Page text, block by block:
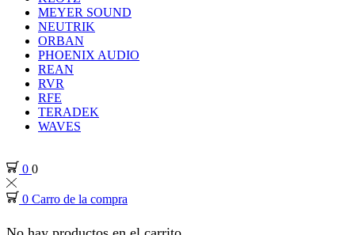
MEYER SOUND
NEUTRIK
ORBAN
PHOENIX AUDIO
REAN
RVR
RFE
TERADEK
WAVES
0 0
0 Carro de la compra